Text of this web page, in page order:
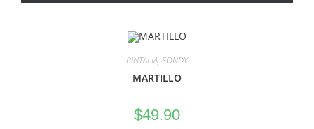
PINTALIA, SONDY
MARTILLO
$49.90